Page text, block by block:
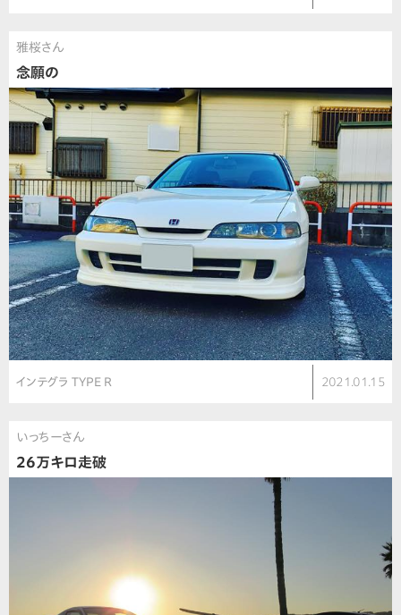
雅桜さん
念願の
インテグラ TYPE R 2021.01.15
いっちーさん
26万キロ走破